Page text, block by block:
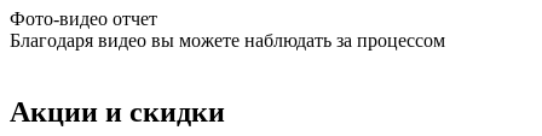
Фото-видео отчет
Благодаря видео вы можете наблюдать за процессом
Акции и скидки